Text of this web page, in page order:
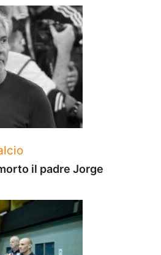
il padre Jorge